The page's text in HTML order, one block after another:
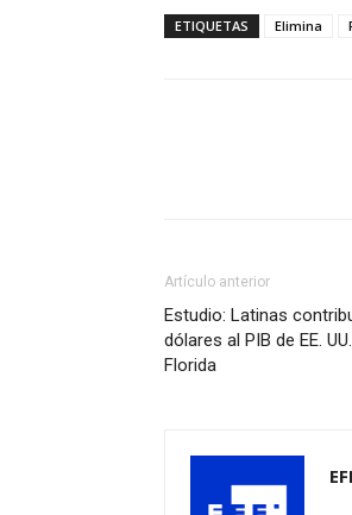
ETIQUETAS Elimina
Artículo anterior
Estudio: Latinas
dólares al PIB de EE.
Florida